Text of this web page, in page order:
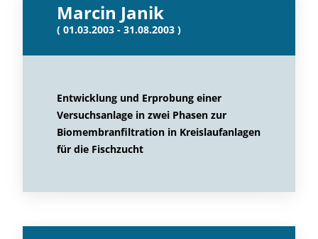
Marcin Janik
( 01.03.2003 - 31.08.2003 )
Entwicklung und Erprobung einer
Versuchsanlage in zwei Phasen zur
Biomembranfiltration in Kreislaufanlagen
für die Fischzucht